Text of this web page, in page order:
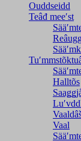
Ouddseidd
Teâđ meeʹst
Halltõs
Vaal